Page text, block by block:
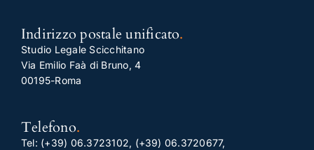
Indirizzo postale unificato.
Studio Legale Scicchitano
Via Emilio Faà di Bruno, 4
00195-Roma
Telefono.
Tel: (+39) 06.3723102, (+39) 06.3720677,